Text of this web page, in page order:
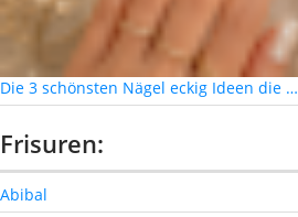
Die 3 schönsten Nägel eckig Ideen die …
Frisuren:
Abibal